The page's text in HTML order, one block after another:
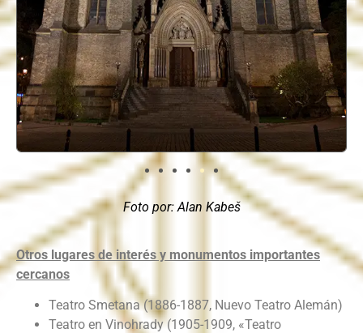
Foto por: Alan Kabeš
Otros lugares de interés y monumentos importantes
cercanos
Teatro Smetana (1886-1887, Nuevo Teatro Alemán)
Teatro en Vinohrady (1905-1909, «Teatro